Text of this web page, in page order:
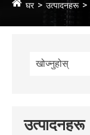
घर उत्पादनहरू
उत्पादनहरू